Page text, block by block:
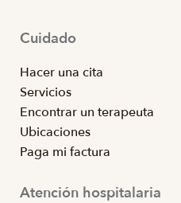
Cuidado
Hacer una cita
Servicios
Encontrar un terapeuta
Ubicaciones
Paga mi factura
Atención hospitalaria